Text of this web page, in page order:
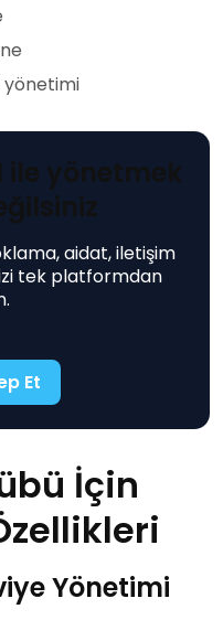
yönetimi
ile yönetmek
aidat, iletişim
tek platformdan
Et
İçin
Yönetimi